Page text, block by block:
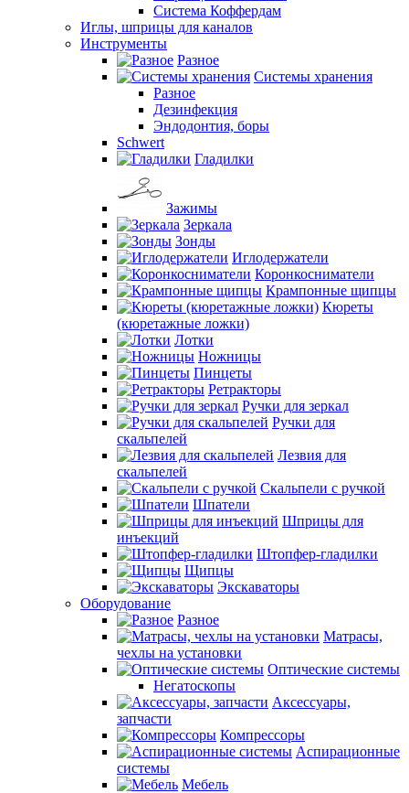
Система Коффердам
Иглы, шприцы для каналов
Инструменты
Разное
Системы хранения
Разное
Дезинфекция
Эндодонтия, боры
Schwert
Гладилки
Зажимы
Зеркала
Зонды
Иглодержатели
Коронкосниматели
Крампонные щипцы
Кюреты
(кюретажные ложки)
Лотки
Ножницы
Пинцеты
Ретракторы
Ручки для зеркал
Ручки для
скальпелей
Лезвия для
скальпелей
Скальпели с ручкой
Шпатели
Шприцы для
инъекций
Штопфер-гладилки
Щипцы
Экскаваторы
Оборудование
Разное
Матрасы,
чехлы на установки
Оптические системы
Негатоскопы
Аксессуары,
запчасти
Компрессоры
Аспирационные
системы
Мебель